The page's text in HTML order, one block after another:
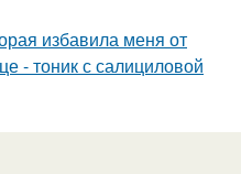
избавила меня от
- тоник с салициловой